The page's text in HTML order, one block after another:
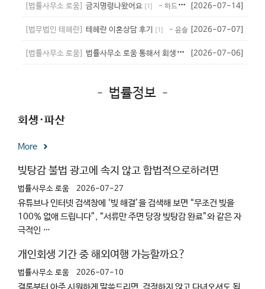
[법률사무소 로움] 금지명령나왔어요 [1 ] - 하드타임 [2026-07-14]
[법무법인 테헤란] 테헤란 이혼상담 후기 [1 ] - 윤슬 [2026-07-07]
[법률사무소 로움] 법률사무소 로움 통해서 회생성공 [1] - 하이
[2026-07-06]
– 법률정보 –
회생·파산
More
빚탕감 불법 광고에 속지 않고 합법적으로하려면
법률사무소 로움 2026-07-27
유튜브나 인터넷 검색창에 ‘빚 해결’을 검색해 보면 “무조건 빚을
100% 없애 드립니다”, “서류만 주면 당장 빚탕감 완료”와 같은 자
극적인 …
개인회생 기간 중 해외여행 가능할까요?
법률사무소 로움 2026-07-10
결론부터 아주 시원하게 말씀드리면, 걱정하지 않고 다녀오셔도 됩